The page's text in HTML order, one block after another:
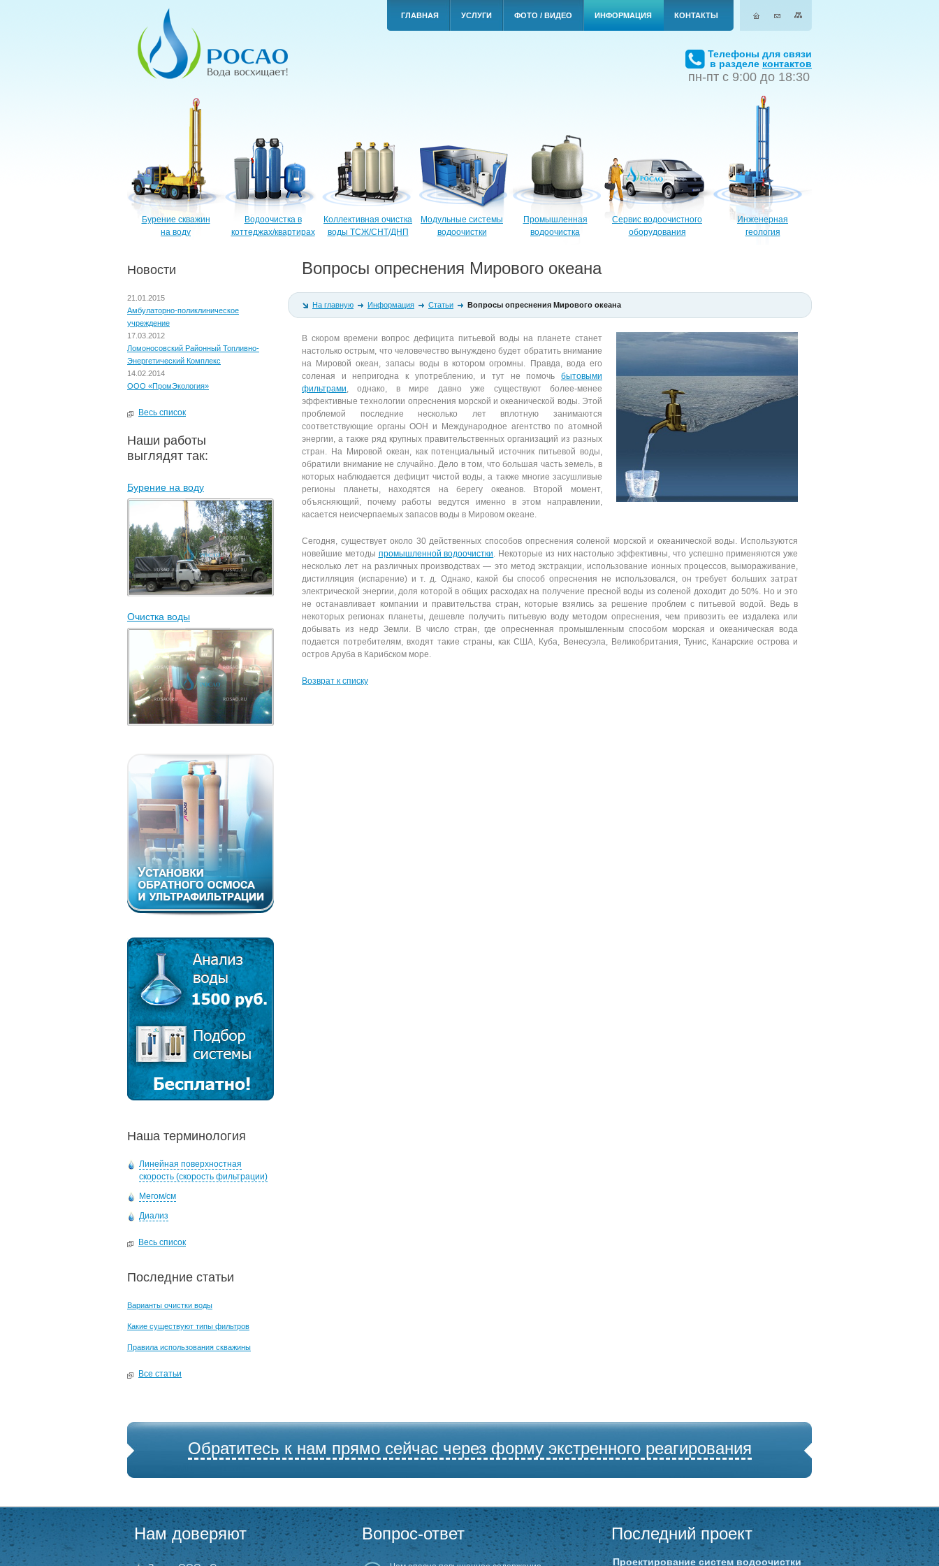
ГЛАВНАЯ УСЛУГИ ФОТО / ВИДЕО ИНФОРМАЦИЯ КОНТАКТЫ
Телефоны для связи
в разделе контактов
пн-пт с 9:00 до 18:30
Бурение скважин
на воду
Водоочистка в
коттеджах/квартирах
Коллективная очистка
воды ТСЖ/СНТ/ДНП
Модульные системы
водоочистки
Промышленная
водоочистка
Сервис водоочистного
оборудования
Инженерная
геология
Новости
21.01.2015
Амбулаторно-поликлиническое
учреждение
17.03.2012
Ломоносовский Районный Топливно-
Энергетический Комплекс
14.02.2014
ООО «ПромЭкология»
Весь список
Наши работы
выглядят так:
Бурение на воду
Очистка воды
Наша терминология
Линейная поверхностная
скорость (скорость фильтрации)
Мегом/см
Диализ
Весь список
Последние статьи
Варианты очистки воды
Какие существуют типы фильтров
Правила использования скважины
Все статьи
Вопросы опреснения Мирового океана
На главную Информация Статьи Вопросы опреснения Мирового океана
В скором времени вопрос дефицита питьевой воды на планете станет
настолько острым, что человечество вынуждено будет обратить внимание
на Мировой океан, запасы воды в котором огромны. Правда, вода его
соленая и непригодна к употреблению, и тут не помочь бытовыми
фильтрами, однако, в мире давно уже существуют более-менее
эффективные технологии опреснения морской и океанической воды. Этой
проблемой последние несколько лет вплотную занимаются
соответствующие органы ООН и Международное агентство по атомной
энергии, а также ряд крупных правительственных организаций из разных
стран. На Мировой океан, как потенциальный источник питьевой воды,
обратили внимание не случайно. Дело в том, что большая часть земель, в
которых наблюдается дефицит чистой воды, а также многие засушливые
регионы планеты, находятся на берегу океанов. Второй момент,
объясняющий, почему работы ведутся именно в этом направлении,
касается неисчерпаемых запасов воды в Мировом океане.
Сегодня, существует около 30 действенных способов опреснения соленой морской и океанической воды. Используются
новейшие методы промышленной водоочистки. Некоторые из них настолько эффективны, что успешно применяются уже
несколько лет на различных производствах — это метод экстракции, использование ионных процессов, вымораживание,
дистилляция (испарение) и т. д. Однако, какой бы способ опреснения не использовался, он требует больших затрат
электрической энергии, доля которой в общих расходах на получение пресной воды из соленой доходит до 50%. Но и это
не останавливает компании и правительства стран, которые взялись за решение проблем с питьевой водой. Ведь в
некоторых регионах планеты, дешевле получить питьевую воду методом опреснения, чем привозить ее издалека или
добывать из недр Земли. В число стран, где опресненная промышленным способом морская и океаническая вода
подается потребителям, входят такие страны, как США, Куба, Венесуэла, Великобритания, Тунис, Канарские острова и
остров Аруба в Карибском море.
Возврат к списку
Обратитесь к нам прямо сейчас через форму экстренного реагирования
Нам доверяют Вопрос-ответ Последний проект
Проектирование систем водоочистки